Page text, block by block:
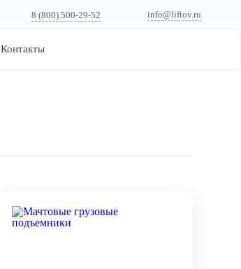
8 (800) 500-29-52 info@liftov.ru
Контакты